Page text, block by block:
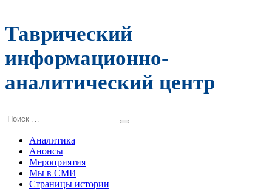
Таврический
информационно-
аналитический центр
Поиск:
Аналитика
Анонсы
Мероприятия
Мы в СМИ
Страницы истории